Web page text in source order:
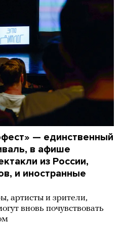
— единственный
в афише
из России,
и иностранные
артисты и зрители,
вновь почувствовать